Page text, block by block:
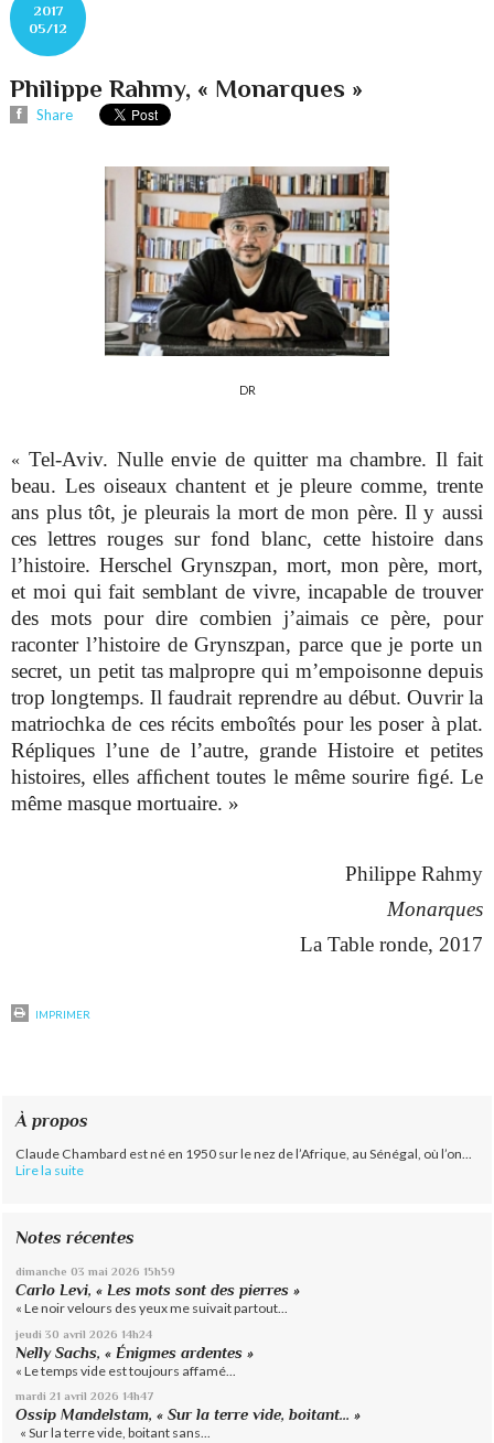
2017
05/12
Philippe Rahmy, « Monarques »
Share
DR
« Tel-Aviv. Nulle envie de quitter ma chambre. Il fait
beau. Les oiseaux chantent et je pleure comme, trente
ans plus tôt, je pleurais la mort de mon père. Il y aussi
ces lettres rouges sur fond blanc, cette histoire dans
l’histoire. Herschel Grynszpan, mort, mon père, mort,
et moi qui fait semblant de vivre, incapable de trouver
des mots pour dire combien j’aimais ce père, pour
raconter l’histoire de Grynszpan, parce que je porte un
secret, un petit tas malpropre qui m’empoisonne depuis
trop longtemps. Il faudrait reprendre au début. Ouvrir la
matriochka de ces récits emboîtés pour les poser à plat.
Répliques l’une de l’autre, grande Histoire et petites
histoires, elles afﬁchent toutes le même sourire ﬁgé. Le
même masque mortuaire. »
Philippe Rahmy
Monarques
La Table ronde, 2017
IMPRIMER
À propos
Claude Chambard est né en 1950 sur le nez de l’Afrique, au Sénégal, où l’on...
Lire la suite
Notes récentes
dimanche 03 mai 2026 15h59
Carlo Levi, « Les mots sont des pierres »
« Le noir velours des yeux me suivait partout...
jeudi 30 avril 2026 14h24
Nelly Sachs, « Énigmes ardentes »
« Le temps vide est toujours affamé...
mardi 21 avril 2026 14h47
Ossip Mandelstam, « Sur la terre vide, boitant… »
« Sur la terre vide, boitant sans...